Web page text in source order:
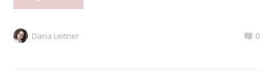
Dana Leitner 0